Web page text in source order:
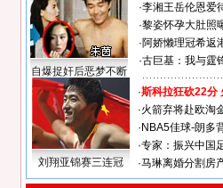
自爆捉奸后恶梦不断
·李湘王岳伦恩爱
·黎姿怀孕大肚照
·阿娇懒理冠希返
·古巨基：我与霆
刘翔亚锦赛三连冠
·斯科拉狂砍22分
·火箭弃将赴欧淘
· NBA5佳球-朗多
·专家：振兴中国
·马琳离婚分割房